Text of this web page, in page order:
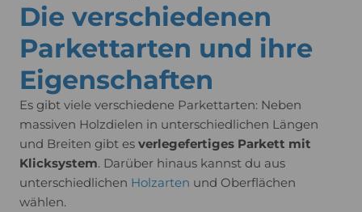
Die verschiedenen
Parkettarten und ihre
Eigenschaften
Es gibt viele verschiedene Parkettarten: Neben
massiven Holzdielen in unterschiedlichen Längen
und Breiten gibt es verlegefertiges Parkett mit
Klicksystem. Darüber hinaus kannst du aus
unterschiedlichen Holzarten und Oberflächen
wählen.